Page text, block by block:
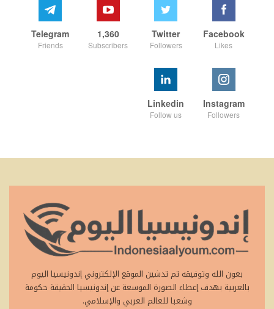
Facebook
Likes
Twitter
Followers
1,360
Subscribers
Telegram
Friends
Instagram
Followers
Linkedin
Follow us
بعون الله وتوفيقه تم تدشين الموقع الإلكتروني إندونيسيا اليوم
بالعربية بهدف إعطاء الصورة الموسعة عن إندونيسيا الحقيقة حكومة
وشعبا للعالم العربي والإسلامي.